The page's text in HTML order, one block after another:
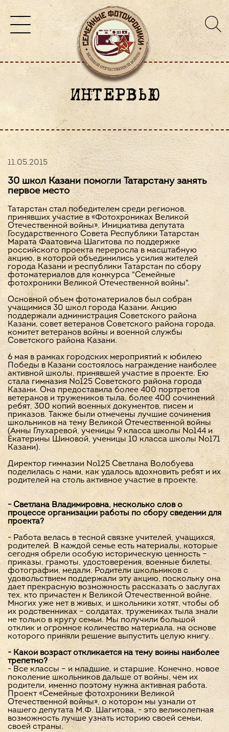
ИНТЕРВЬЮ
11.05.2015
30 школ Казани помогли Татарстану занять
первое место
Татарстан стал победителем среди регионов,
принявших участие в «Фотохрониках Великой
Отечественной войны». Инициатива депутата
Государственного Совета Республики Татарстан
Марата Фаатовича Шагитова по поддержке
российского проекта переросла в масштабную
акцию, в которой объединились усилия жителей
города Казани и республики Татарстан по сбору
фотоматериалов для конкурса "Семейные
фотохроники Великой Отечественной войны".
Основной объем фотоматериалов был собран
учащимися 30 школ города Казани. Акцию
поддержали администрация Советского района
Казани, совет ветеранов Советского района города,
комитет ветеранов войны и военной службы
Советского района Казани.
6 мая в рамках городских мероприятий к юбилею
Победы в Казани состоялось награждение наиболее
активной школы, принявшей участие в проекте. Ею
стала гимназия №125 Советского района города
Казани. Она предоставила более 400 портретов
ветеранов и тружеников тыла, более 400 сочинений
ребят, 300 копий военных документов, писем и
приказов. Также были отмечены лучшие сочинения
школьников на тему Великой Отечественной войны
(Анны Глухаревой, ученицы 9 класса школы №144 и
Екатерины Шиновой, ученицы 10 класса школы №171
Казани).
Директор гимназии №125 Светлана Волобуева
поделилась с нами, как удалось вдохновить ребят и их
родителей на столь активное участие в проекте.
- Светлана Владимировна, несколько слов о
процессе организации работы по сбору сведений для
проекта?
- Работа велась в тесной связке учителей, учащихся,
родителей. В каждой семье есть материалы, которые
сегодня обрели особую историческую ценность –
приказы, грамоты, удостоверения, военные билеты,
фотографии, медали. Родители школьников с
удовольствием поддержали эту акцию, поскольку она
дает прекрасную возможность рассказать о заслугах
тех, кто причастен к Великой Отечественной войне.
Многих уже нет в живых, и школьники хотят, чтобы об
их родственниках – солдатах, тружениках тыла знали
не только в кругу семьи. Мы получили большой
отклик и огромное количество материала, на основе
которого приняли решение выпустить целую книгу.
- Какой возраст откликается на тему войны наиболее
трепетно?
- Все классы – и младшие, и старшие. Конечно, новое
поколение школьников дальше от войны, чем их
родители, именно поэтому нужна активная работа.
Проект «Семейные фотохроники Великой
Отечественной войны», о котором мы узнали от
нашего депутата М.Ф. Шагитова, - это великолепная
возможность лучше узнать историю своей семьи,
своей страны.